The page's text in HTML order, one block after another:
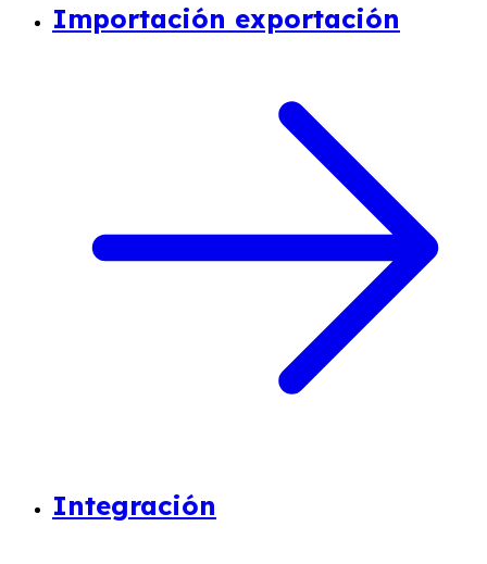
Importación exportación
Integración